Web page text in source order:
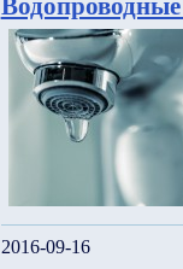
2016-09-16